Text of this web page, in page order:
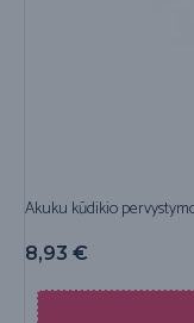
Akuku kūdikio
8,93 €